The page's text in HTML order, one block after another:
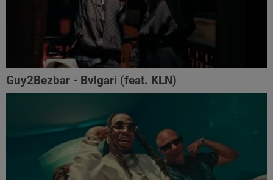
Guy2Bezbar - Bvlgari (feat. KLN)